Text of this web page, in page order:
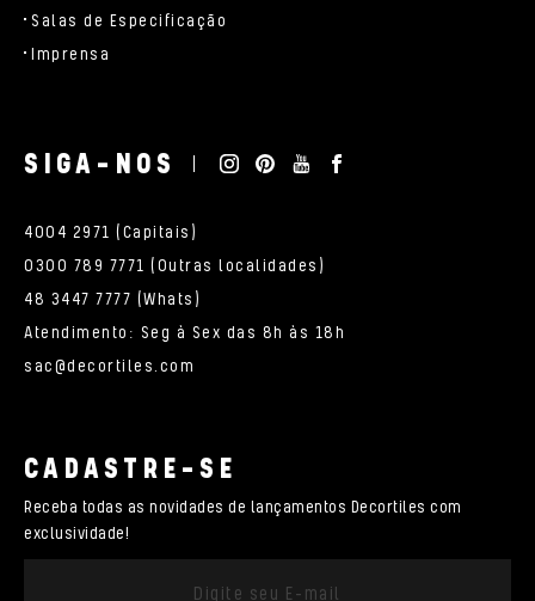
Salas de Especificação
Imprensa
SIGA-NOS
4004 2971 (Capitais)
0300 789 7771 (Outras localidades)
48 3447 7777 (Whats)
Atendimento: Seg à Sex das 8h às 18h
sac@decortiles.com
CADASTRE-SE
Receba todas as novidades de lançamentos Decortiles com
exclusividade!